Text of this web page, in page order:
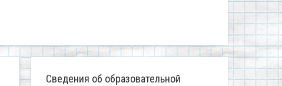
Сведения об образовательной